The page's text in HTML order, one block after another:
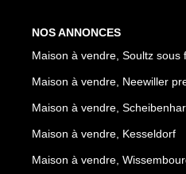
NOS ANNONCES
Maison à vendre, Soultz sous
Maison à vendre, Neewiller
Maison à vendre,
Maison à vendre, Kesseldorf
Maison à vendre,